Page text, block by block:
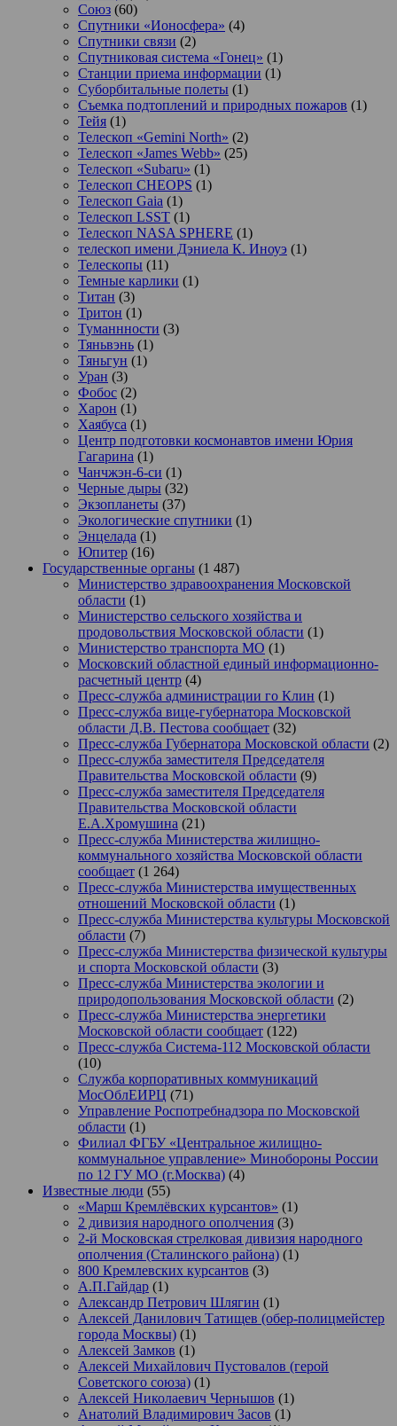
Союз (60)
Спутники «Ионосфера» (4)
Спутники связи (2)
Спутниковая система «Гонец» (1)
Станции приема информации (1)
Суборбитальные полеты (1)
Съемка подтоплений и природных пожаров (1)
Тейя (1)
Телескоп «Gemini North» (2)
Телескоп «James Webb» (25)
Телескоп «Subaru» (1)
Телескоп CHEOPS (1)
Телескоп Gaia (1)
Телескоп LSST (1)
Телескоп NASA SPHERE (1)
телескоп имени Дэниела К. Иноуэ (1)
Телескопы (11)
Темные карлики (1)
Титан (3)
Тритон (1)
Туманнности (3)
Тяньвэнь (1)
Тяньгун (1)
Уран (3)
Фобос (2)
Харон (1)
Хаябуса (1)
Центр подготовки космонавтов имени Юрия
Гагарина (1)
Чанчжэн-6-си (1)
Черные дыры (32)
Экзопланеты (37)
Экологические спутники (1)
Энцелада (1)
Юпитер (16)
Государственные органы (1 487)
Министерство здравоохранения Московской
области (1)
Министерство сельского хозяйства и
продовольствия Московской области (1)
Министерство транспорта МО (1)
Московский областной единый информационно-
расчетный центр (4)
Пресс-служба администрации го Клин (1)
Пресс-служба вице-губернатора Московской
области Д.В. Пестова сообщает (32)
Пресс-служба Губернатора Московской области (2)
Пресс-служба заместителя Председателя
Правительства Московской области (9)
Пресс-служба заместителя Председателя
Правительства Московской области
Е.А.Хромушина (21)
Пресс-служба Министерства жилищно-
коммунального хозяйства Московской области
сообщает (1 264)
Пресс-служба Министерства имущественных
отношений Московской области (1)
Пресс-служба Министерства культуры Московской
области (7)
Пресс-служба Министерства физической культуры
и спорта Московской области (3)
Пресс-служба Министерства экологии и
природопользования Московской области (2)
Пресс-служба Министерства энергетики
Московской области сообщает (122)
Пресс-служба Система-112 Московской области
(10)
Служба корпоративных коммуникаций
МосОблЕИРЦ (71)
Управление Роспотребнадзора по Московской
области (1)
Филиал ФГБУ «Центральное жилищно-
коммунальное управление» Минобороны России
по 12 ГУ МО (г.Москва) (4)
Известные люди (55)
«Марш Кремлёвских курсантов» (1)
2 дивизия народного ополчения (3)
2-й Московская стрелковая дивизия народного
ополчения (Сталинского района) (1)
800 Кремлевских курсантов (3)
А.П.Гайдар (1)
Александр Петрович Шлягин (1)
Алексей Данилович Татищев (обер-полицмейстер
города Москвы) (1)
Алексей Замков (1)
Алексей Михайлович Пустовалов (герой
Советского союза) (1)
Алексей Николаевич Чернышов (1)
Анатолий Владимирович Засов (1)